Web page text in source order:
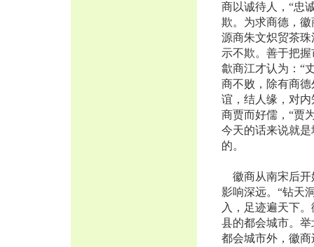
商以诚待人，“忠
欺。为求商德，
源商朱文炽贸茶
示不欺。善于把
歙商江才认为：“
商不败，除有商
谊，结人缘，对
商贾而好儒，“贾
今天的话来说就
的。
徽商从南宋后开
影响深远。“钻天
入，足迹遍天下
县的都会城市。
都会城市外，徽